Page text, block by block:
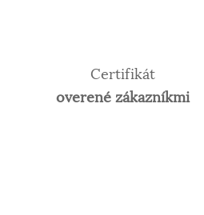
Certifikát
overené zákazníkmi